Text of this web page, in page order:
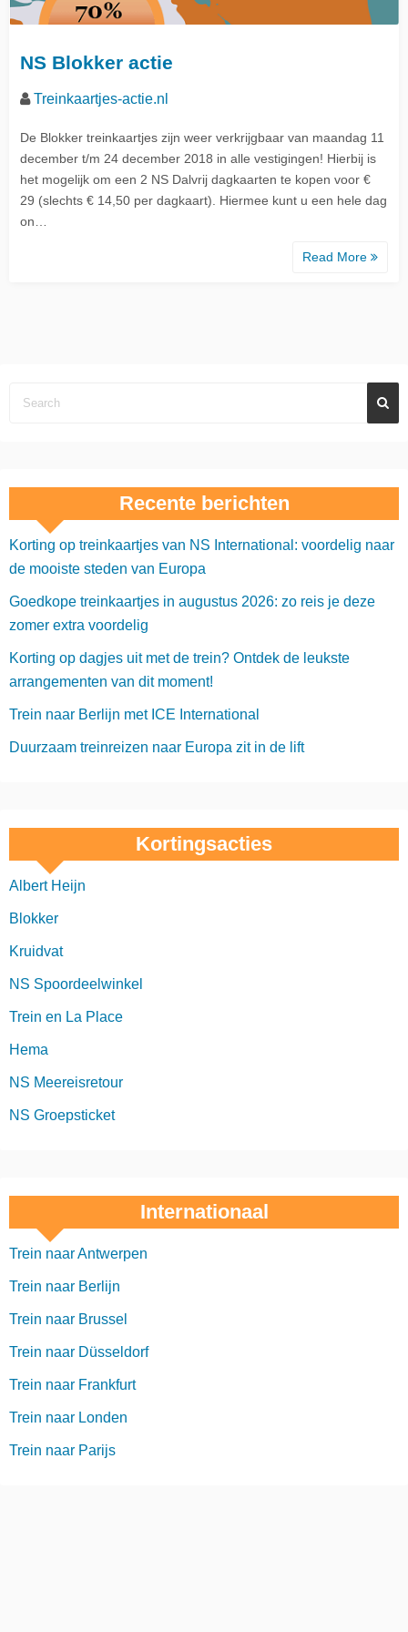
NS Blokker actie
Treinkaartjes-actie.nl
De Blokker treinkaartjes zijn weer verkrijgbaar van maandag 11
december t/m 24 december 2018 in alle vestigingen! Hierbij is
het mogelijk om een 2 NS Dalvrij dagkaarten te kopen voor €
29 (slechts € 14,50 per dagkaart). Hiermee kunt u een hele dag
on…
Read More
Recente berichten
Korting op treinkaartjes van NS International: voordelig naar
de mooiste steden van Europa
Goedkope treinkaartjes in augustus 2026: zo reis je deze
zomer extra voordelig
Korting op dagjes uit met de trein? Ontdek de leukste
arrangementen van dit moment!
Trein naar Berlijn met ICE International
Duurzaam treinreizen naar Europa zit in de lift
Kortingsacties
Albert Heijn
Blokker
Kruidvat
NS Spoordeelwinkel
Trein en La Place
Hema
NS Meereisretour
NS Groepsticket
Internationaal
Trein naar Antwerpen
Trein naar Berlijn
Trein naar Brussel
Trein naar Düsseldorf
Trein naar Frankfurt
Trein naar Londen
Trein naar Parijs